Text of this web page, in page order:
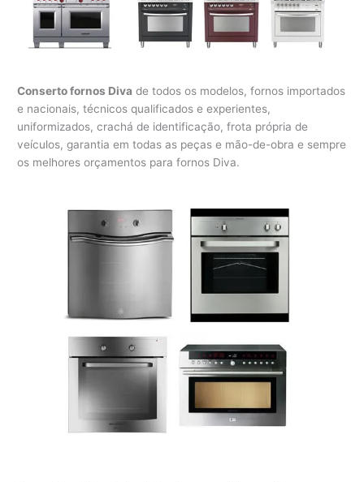
Conserto fornos Diva de todos os modelos, fornos importados
e nacionais, técnicos qualificados e experientes,
uniformizados, crachá de identificação, frota própria de
veículos, garantia em todas as peças e mão-de-obra e sempre
os melhores orçamentos para fornos Diva.